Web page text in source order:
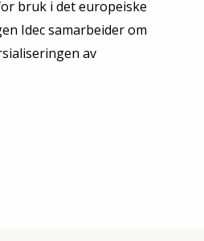
bruk i det europeiske
Idec samarbeider om
av